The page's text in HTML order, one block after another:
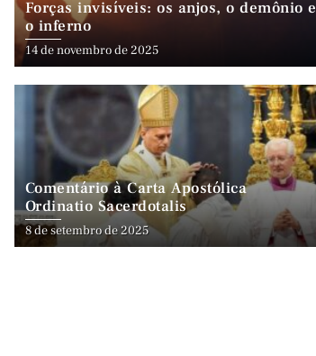
Forças invisíveis: os anjos, o demônio e
o inferno
14 de novembro de 2025
Comentário à Carta Apostólica
Ordinatio Sacerdotalis
8 de setembro de 2025